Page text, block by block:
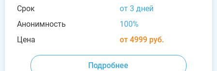
Срок
от 3 дней
Анонимность
100%
Цена
от 4999 руб.
Подробнее